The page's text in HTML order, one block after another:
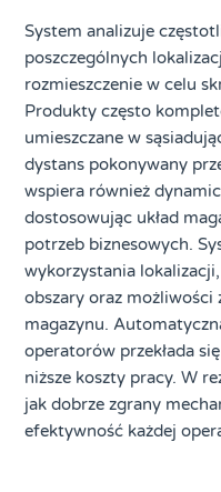
System analizuje
poszczególnych
rozmieszczenie w celu
Produkty często
umieszczane w
dystans pokonywany
wspiera również
dostosowując układ
potrzeb biznesowych.
wykorzystania
obszary oraz możliwości
magazynu.
operatorów przekłada
niższe koszty pracy. W
jak dobrze zgrany
efektywność każdej